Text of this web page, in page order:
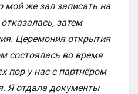
же зал записать на
затем
Церемония открытия
состоялась во время
пор у нас с партнёром
Я отдала документы